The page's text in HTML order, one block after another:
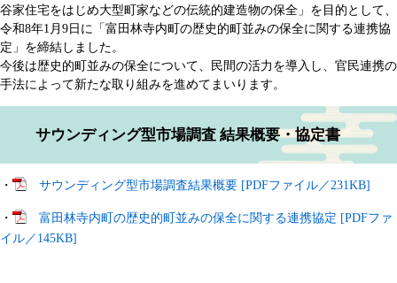
谷家住宅をはじめ大型町家などの伝統的建造物の保全」を目的として、
令和8年1月9日に「富田林寺内町の歴史的町並みの保全に関する連携協
定」を締結しました。
今後は歴史的町並みの保全について、民間の活力を導入し、官民連携の
手法によって新たな取り組みを進めてまいります。
サウンディング型市場調査 結果概要・協定書​
・ サウンディング型市場調査結果概要 [PDFファイル／231KB]
・
富田林寺内町の歴史的町並みの保全に関する連携協定 [PDFファ
イル／145KB]